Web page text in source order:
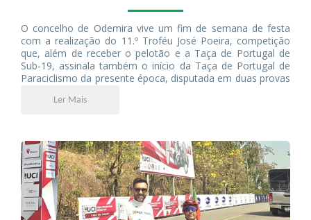
O concelho de Odemira vive um fim de semana de festa
com a realização do 11.º Troféu José Poeira, competição
que, além de receber o pelotão e a Taça de Portugal de
Sub-19, assinala também o início da Taça de Portugal de
Paraciclismo da presente época, disputada em duas provas
Ler Mais